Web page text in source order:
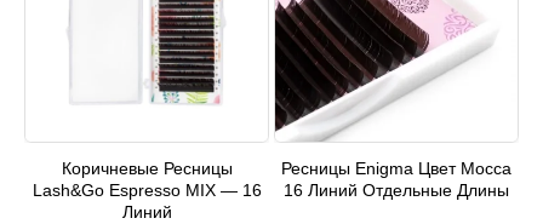
Коричневые Ресницы
Lash&Go Espresso MIX — 16
Линий
товар
Ресницы Enigma Цвет Mocca
16 Линий Отдельные Длины
Этот
товар